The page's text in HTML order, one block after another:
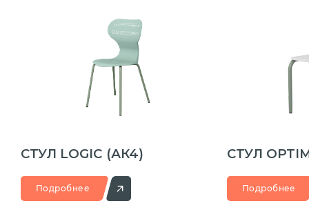
СТУЛ LOGIC (АК4)
Подробнее
СТУЛ
Подробнее